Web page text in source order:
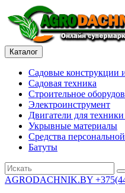
Каталог
Садовые конструкции
Садовая техника
Строительное
Электроинструмент
Двигатели для
Укрывные материалы
Средства
Батуты
AGRODACHNIK.BY